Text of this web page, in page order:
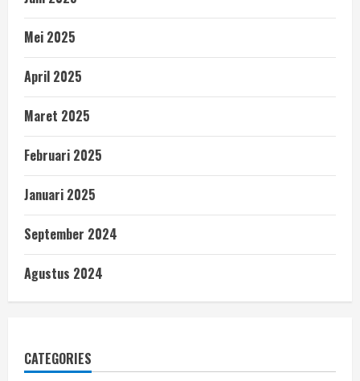
Mei 2025
April 2025
Maret 2025
Februari 2025
Januari 2025
September 2024
Agustus 2024
CATEGORIES